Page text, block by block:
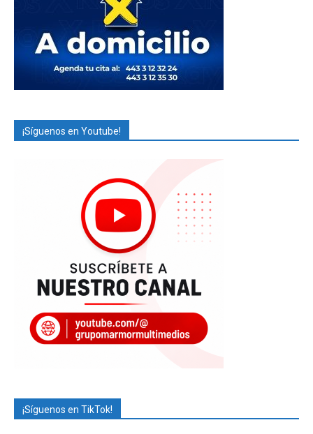
¡Síguenos en Youtube!
¡Síguenos en TikTok!